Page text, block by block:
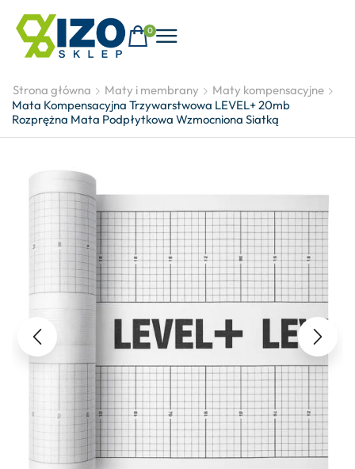
0
Strona główna Maty i membrany
Maty kompensacyjne
Mata Kompensacyjna Trzywarstwowa LEVEL+ 20mb
Rozprężna Mata Podpłytkowa Wzmocniona Siatką